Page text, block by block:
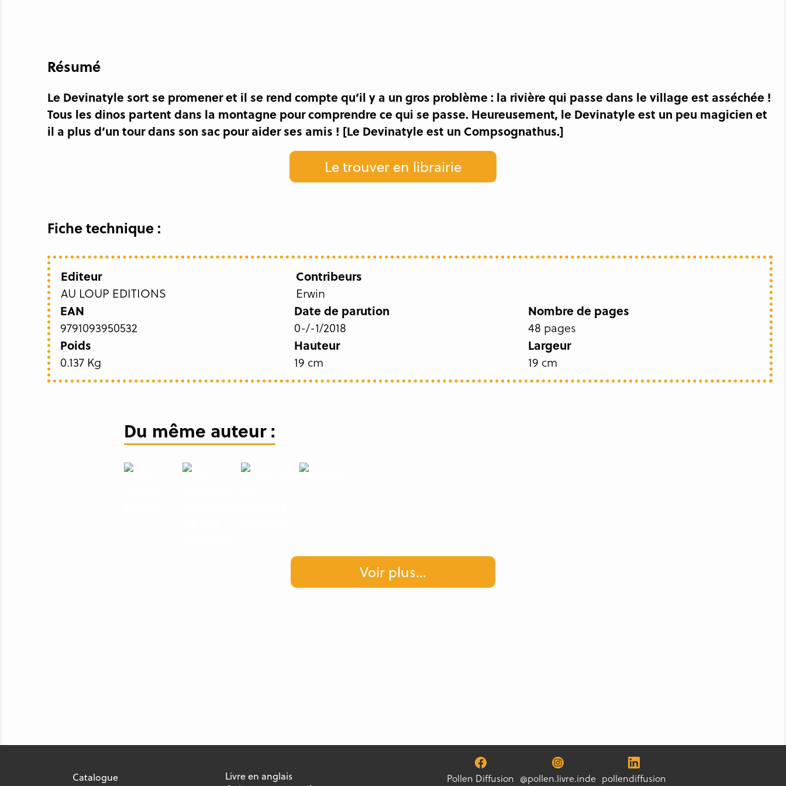
Résumé
Le Devinatyle sort se promener et il se rend compte qu’il y a un gros problème : la rivière qui passe dans le village est asséchée !
Tous les dinos partent dans la montagne pour comprendre ce qui se passe. Heureusement, le Devinatyle est un peu magicien et
il a plus d’un tour dans son sac pour aider ses amis ! [Le Devinatyle est un Compsognathus.]
Le trouver en librairie
Fiche technique :
Editeur
AU LOUP EDITIONS
Contribeurs
Erwin
EAN
9791093950532
Date de parution
0-/-1/2018
Nombre de pages
48 pages
Poids
0.137 Kg
Hauteur
19 cm
Largeur
19 cm
Du même auteur :
Voir plus...
Catalogue
Livre en anglais
Pollen Diffusion @pollen.livre.inde pollendiffusion